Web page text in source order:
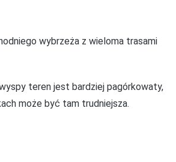
wybrzeża z wieloma trasami
teren jest bardziej pagórkowaty,
może być tam trudniejsza.